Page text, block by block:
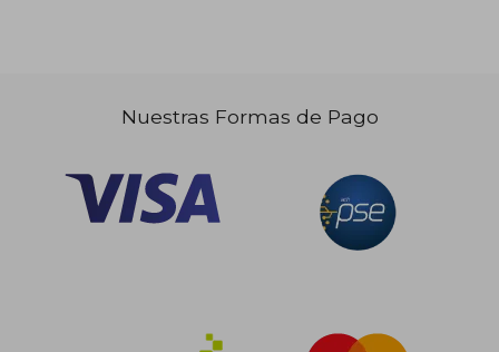
$ 100.299
Nuestras Formas de Pago